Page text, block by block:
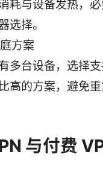
耗与设备发热，
选择。
方案
多台设备，选择
高的方案，避免重
与付费